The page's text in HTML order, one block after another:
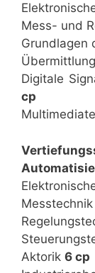
Mess- und
Grundlagen
Digitale
cp
Messtechnik
Aktorik 6 cp